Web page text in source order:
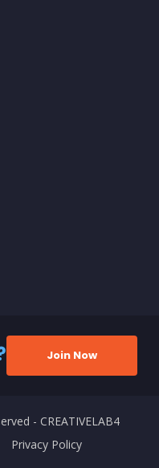
Join Now
- CREATIVELAB4
Privacy Policy